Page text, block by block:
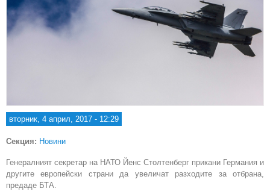
вторник, 4 април, 2017 - 12:29
Секция: Новини
Генералният секретар на НАТО Йенс Столтенберг прикани Германия и
другите европейски страни да увеличат разходите за отбрана,
предаде БТА.